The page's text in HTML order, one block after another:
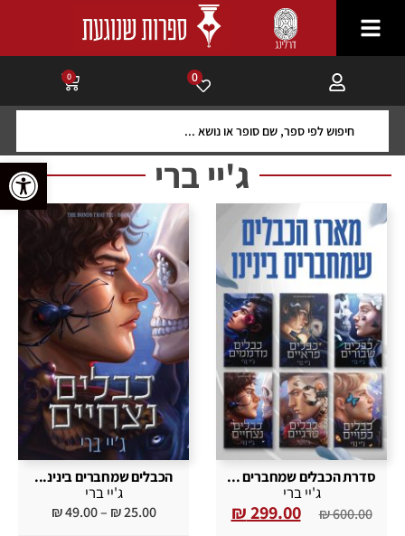
פתח
0
0
ג'יי ברי
סדרת הכבלים שמחברים ...
ג'יי ברי
₪600.00
₪299.00
הכבלים שמחברים בינינ...
ג'יי ברי
₪25.00
–
₪49.00